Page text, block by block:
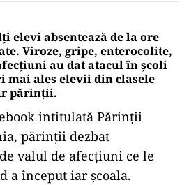
elevi absentează de la ore
Viroze, gripe, enterocolite,
au dat atacul în școli
mai ales elevii din clasele
părinții.
intitulată Părinții
părinții dezbat
valul de afecțiuni ce le
a început iar școala.